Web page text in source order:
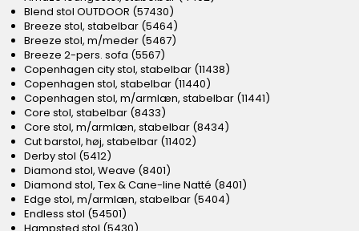
Blend stol OUTDOOR (57430)
Breeze stol, stabelbar (5464)
Breeze stol, m/meder (5467)
Breeze 2-pers. sofa (5567)
Copenhagen city stol, stabelbar (11438)
Copenhagen stol, stabelbar (11440)
Copenhagen stol, m/armlæn, stabelbar (11441)
Core stol, stabelbar (8433)
Core stol, m/armlæn, stabelbar (8434)
Cut barstol, høj, stabelbar (11402)
Derby stol (5412)
Diamond stol, Weave (8401)
Diamond stol, Tex & Cane-line Natté (8401)
Edge stol, m/armlæn, stabelbar (5404)
Endless stol (54501)